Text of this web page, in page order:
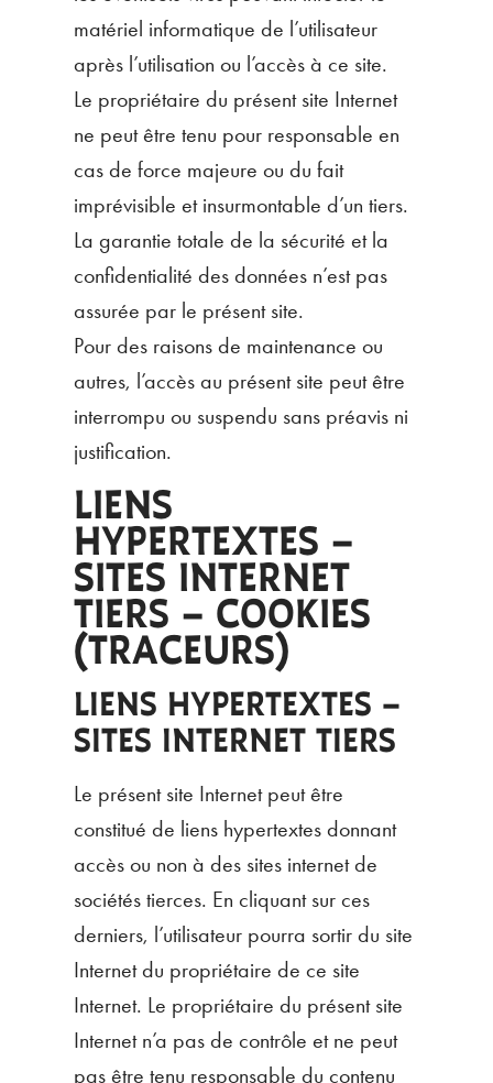
matériel informatique de l’utilisateur
après l’utilisation ou l’accès à ce site.
Le propriétaire du présent site Internet
ne peut être tenu pour responsable en
cas de force majeure ou du fait
imprévisible et insurmontable d’un tiers.
La garantie totale de la sécurité et la
confidentialité des données n’est pas
assurée par le présent site.
Pour des raisons de maintenance ou
autres, l’accès au présent site peut être
interrompu ou suspendu sans préavis ni
justification.
LIENS
HYPERTEXTES –
SITES INTERNET
TIERS – COOKIES
(TRACEURS)
LIENS HYPERTEXTES –
SITES INTERNET TIERS
Le présent site Internet peut être
constitué de liens hypertextes donnant
accès ou non à des sites internet de
sociétés tierces. En cliquant sur ces
derniers, l’utilisateur pourra sortir du site
Internet du propriétaire de ce site
Internet. Le propriétaire du présent site
Internet n’a pas de contrôle et ne peut
pas être tenu responsable du contenu